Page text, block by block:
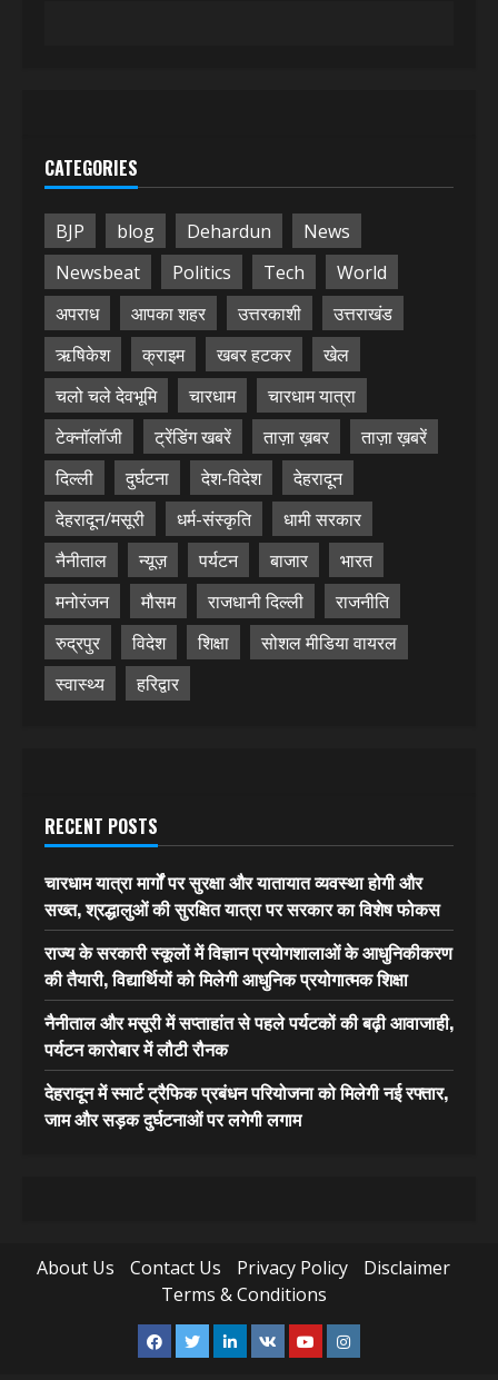
CATEGORIES
BJP blog Dehardun
News
Newsbeat
Politics Tech
World
अपराध
आपका शहर उत्तरकाशी
उत्तराखंड
ऋषिकेश
क्राइम खबर हटकर
खेल
चलो चले देवभूमि
चारधाम
चारधाम यात्रा
टेक्नॉलॉजी
ट्रेंडिंग खबरें ताज़ा ख़बर
ताज़ा ख़बरें
दिल्ली
दुर्घटना देश-विदेश
देहरादून
देहरादून/मसूरी
धर्म-संस्कृति
धामी सरकार
नैनीताल
न्यूज़ पर्यटन बाजार
भारत
मनोरंजन
मौसम राजधानी दिल्ली
राजनीति
रुद्रपुर
विदेश शिक्षा
सोशल मीडिया वायरल
स्वास्थ्य
हरिद्वार
RECENT POSTS
चारधाम यात्रा मार्गों पर सुरक्षा और यातायात व्यवस्था होगी और
सख्त, श्रद्धालुओं की सुरक्षित यात्रा पर सरकार का विशेष फोकस
राज्य के सरकारी स्कूलों में विज्ञान प्रयोगशालाओं के आधुनिकीकरण
की तैयारी, विद्यार्थियों को मिलेगी आधुनिक प्रयोगात्मक शिक्षा
नैनीताल और मसूरी में सप्ताहांत से पहले पर्यटकों की बढ़ी आवाजाही,
पर्यटन कारोबार में लौटी रौनक
देहरादून में स्मार्ट ट्रैफिक प्रबंधन परियोजना को मिलेगी नई रफ्तार,
जाम और सड़क दुर्घटनाओं पर लगेगी लगाम
About Us Contact Us Privacy Policy
Disclaimer
Terms & Conditions
Facebook
TwitterLinkedin
VK YoutubeInstagram